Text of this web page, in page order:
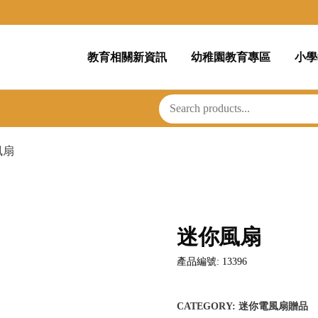
教育相關新資訊 幼稚園教育專區 小
扇
迷你風扇
產品編號: 13396
CATEGORY: 迷你電風扇贈品